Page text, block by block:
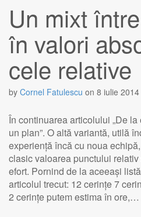
Un mixt
în valori
cele relative
by Cornel Fatulescu on 8 iulie 2014
În continuarea articolului „De
un plan”. O altă variantă, utilă
experiență încă cu noua
clasic valoarea punctului
efort. Pornind de la aceeași
articolul trecut: 12 cerințe 7
2 cerințe putem estima în ore,…